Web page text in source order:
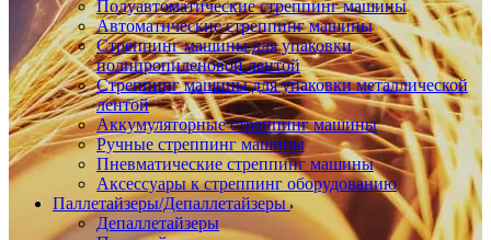
Полуавтоматические стреппинг машины
Автоматические стреппинг машины
Стреппинг машины для упаковки
полипропиленовой лентой
Стреппинг машины для упаковки металлической
лентой
Аккумуляторные стреппинг машины
Ручные стреппинг машины
Пневматические стреппинг машины
Аксессуары к стреппинг оборудованию
Паллетайзеры/Депаллетайзеры
Депаллетайзеры